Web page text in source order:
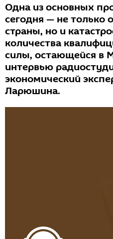
Одна из основных
сегодня — не только
страны, но и
количества
силы, остающейся в
интервью
экономический
Ларюшина.